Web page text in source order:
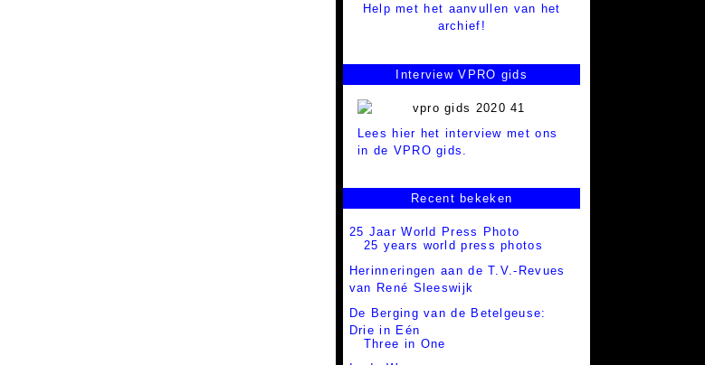
Help met het aanvullen van het
archief!
Interview VPRO gids
Lees hier het interview met ons
in de VPRO gids.
Recent bekeken
25 Jaar World Press Photo
25 years world press photos
Herinneringen aan de T.V.-Revues
van René Sleeswijk
De Berging van de Betelgeuse:
Drie in Eén
Three in One